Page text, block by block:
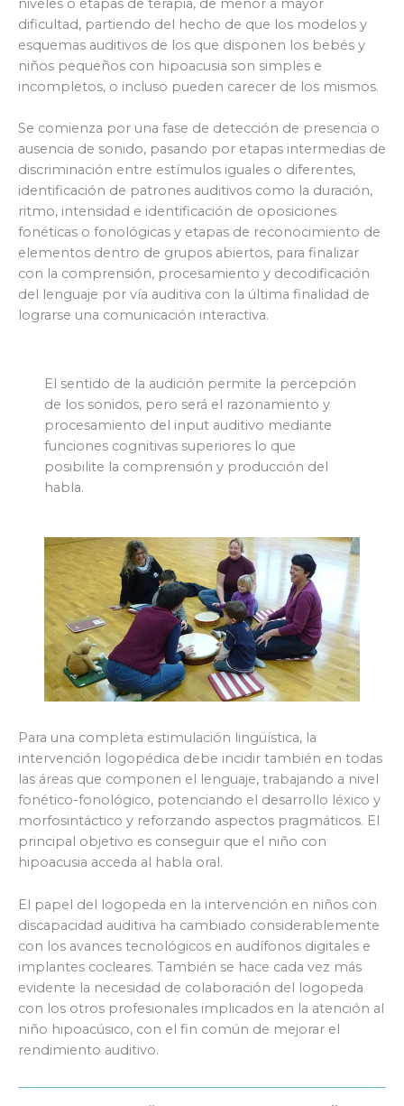
niveles o etapas de terapia, de menor a mayor
dificultad, partiendo del hecho de que los modelos y
esquemas auditivos de los que disponen los bebés y
niños pequeños con hipoacusia son simples e
incompletos, o incluso pueden carecer de los mismos.
Se comienza por una fase de detección de presencia o
ausencia de sonido, pasando por etapas intermedias de
discriminación entre estímulos iguales o diferentes,
identificación de patrones auditivos como la duración,
ritmo, intensidad e identificación de oposiciones
fonéticas o fonológicas y etapas de reconocimiento de
elementos dentro de grupos abiertos, para finalizar
con la comprensión, procesamiento y decodificación
del lenguaje por vía auditiva con la última finalidad de
lograrse una comunicación interactiva.
El sentido de la audición permite la percepción
de los sonidos, pero será el razonamiento y
procesamiento del input auditivo mediante
funciones cognitivas superiores lo que
posibilite la comprensión y producción del
habla.
Para una completa estimulación lingüística, la
intervención logopédica debe incidir también en todas
las áreas que componen el lenguaje, trabajando a nivel
fonético-fonológico, potenciando el desarrollo léxico y
morfosintáctico y reforzando aspectos pragmáticos. El
principal objetivo es conseguir que el niño con
hipoacusia acceda al habla oral.
El papel del logopeda en la intervención en niños con
discapacidad auditiva ha cambiado considerablemente
con los avances tecnológicos en audífonos digitales e
implantes cocleares. También se hace cada vez más
evidente la necesidad de colaboración del logopeda
con los otros profesionales implicados en la atención al
niño hipoacúsico, con el fin común de mejorar el
rendimiento auditivo.